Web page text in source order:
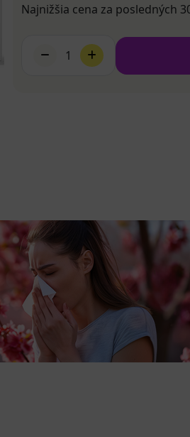
Najnižšia cena za posledných
1